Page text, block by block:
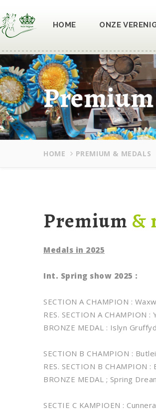
HOME ONZE
HOME PREMIUM & MEDALS
Premium &
Medals in 2025
Int. Spring show 2025 :
SECTION A CHAMPION :
RES. SECTION A
BRONZE MEDAL : Islyn
SECTION B CHAMPION :
RES. SECTION B
BRONZE MEDAL ; Spring
SECTIE C KAMPIOEN :